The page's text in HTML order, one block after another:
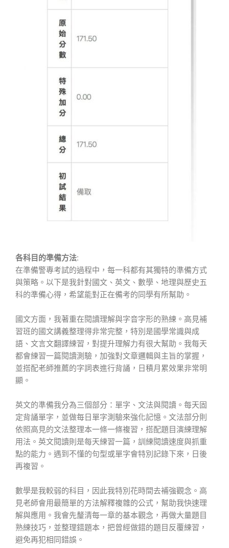
各科目的準備方法:
在準備警專考試的過程中，每一科都有其獨特的準備方式
與策略。以下是我針對國文、英文、數學、地理與歷史五
科的準備心得，希望能對正在備考的同學有所幫助。
國文方面，我著重在閱讀理解與字音字形的熟練。高見補
習班的國文講義整理得非常完整，特別是國學常識與成
語、文言文翻譯練習，對提升理解力有很大幫助。我每天
都會練習一篇閱讀測驗，加強對文章邏輯與主旨的掌握，
並搭配老師推薦的字詞表進行背誦，日積月累效果非常明
顯。
英文的準備我分為三個部分：單字、文法與閱讀。每天固
定背誦單字，並做每日單字測驗來強化記憶。文法部分則
依照高見的文法整理本一條一條複習，搭配題目演練理解
用法。英文閱讀則是每天練習一篇，訓練閱讀速度與抓重
點的能力。遇到不懂的句型或單字會特別記錄下來，日後
再複習。
數學是我較弱的科目，因此我特別花時間去補強觀念。高
見老師會用最簡單的方法解釋複雜的公式，幫助我快速理
解與應用。我會先釐清每一章的基本觀念，再做大量題目
熟練技巧，並整理錯題本，把曾經做錯的題目反覆練習，
避免再犯相同錯誤。